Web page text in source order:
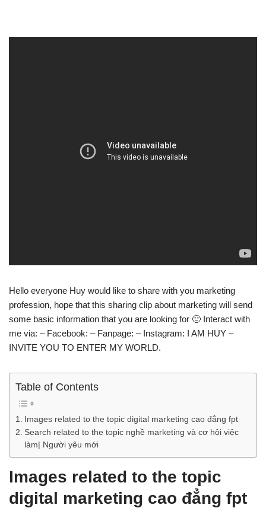
Hello everyone Huy would like to share with you marketing
profession, hope that this sharing clip about marketing will send
some basic information that you are looking for 🙂 Interact with
me via: – Facebook: – Fanpage: – Instagram: I AM HUY –
INVITE YOU TO ENTER MY WORLD.
Table of Contents
Images related to the topic digital marketing cao đẳng fpt
Search related to the topic nghề marketing và cơ hội việc
làm| Người yêu mới
Images related to the topic
digital marketing cao đẳng fpt